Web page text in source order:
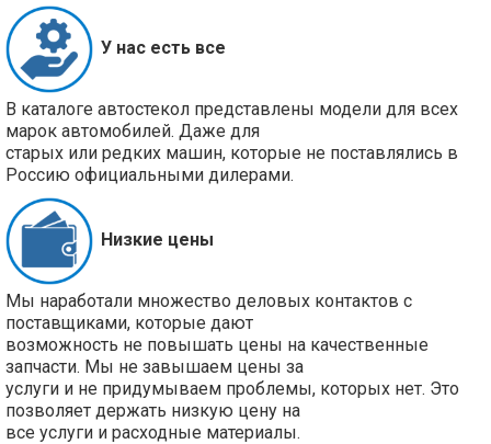
У нас есть все
В каталоге автостекол представлены модели для всех
марок автомобилей. Даже для
старых или редких машин, которые не поставлялись в
Россию официальными дилерами.
Низкие цены
Мы наработали множество деловых контактов с
поставщиками, которые дают
возможность не повышать цены на качественные
запчасти. Мы не завышаем цены за
услуги и не придумываем проблемы, которых нет. Это
позволяет держать низкую цену на
все услуги и расходные материалы.